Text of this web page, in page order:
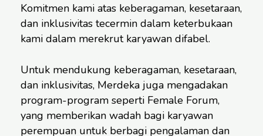
Komitmen kami atas keberagaman, kesetaraan,
dan inklusivitas tecermin dalam keterbukaan
kami dalam merekrut karyawan difabel.
Untuk mendukung keberagaman, kesetaraan,
dan inklusivitas, Merdeka juga mengadakan
program-program seperti Female Forum,
yang memberikan wadah bagi karyawan
perempuan untuk berbagi pengalaman dan